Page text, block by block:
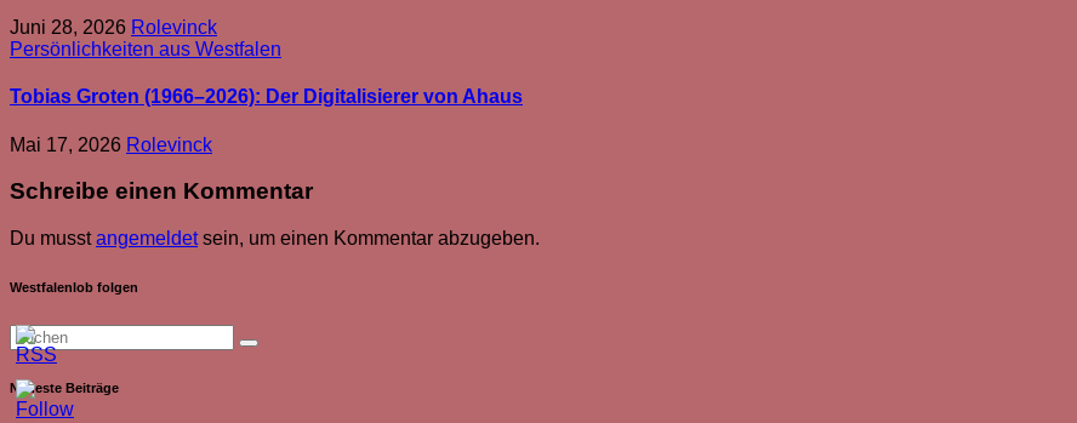
Juni 28, 2026 Rolevinck
Persönlichkeiten aus Westfalen
Tobias Groten (1966–2026): Der Digitalisierer von Ahaus
Mai 17, 2026 Rolevinck
Schreibe einen Kommentar
Du musstangemeldetsein, um einen Kommentar abzugeben.
Westfalenlob folgen
Neueste Beiträge